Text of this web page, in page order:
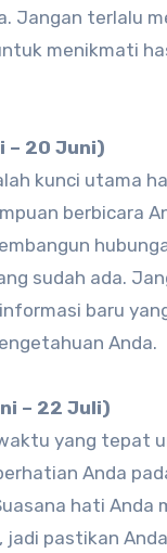
Jangan terlalu
menikmati
– 20 Juni)
kunci utama
berbicara
sudah ada.
baru
Anda.
– 22 Juli)
yang tepat
Anda
hati Anda
pastikan